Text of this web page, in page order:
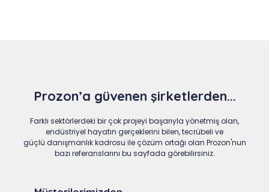
Prozon’a güvenen şirketlerden...
Farklı sektörlerdeki bir çok projeyi başarıyla yönetmiş olan,
endüstriyel hayatın gerçeklerini bilen, tecrübeli ve
güçlü danışmanlık kadrosu ile çözüm ortağı olan Prozon'nun
bazı referanslarını bu sayfada görebilirsiniz.